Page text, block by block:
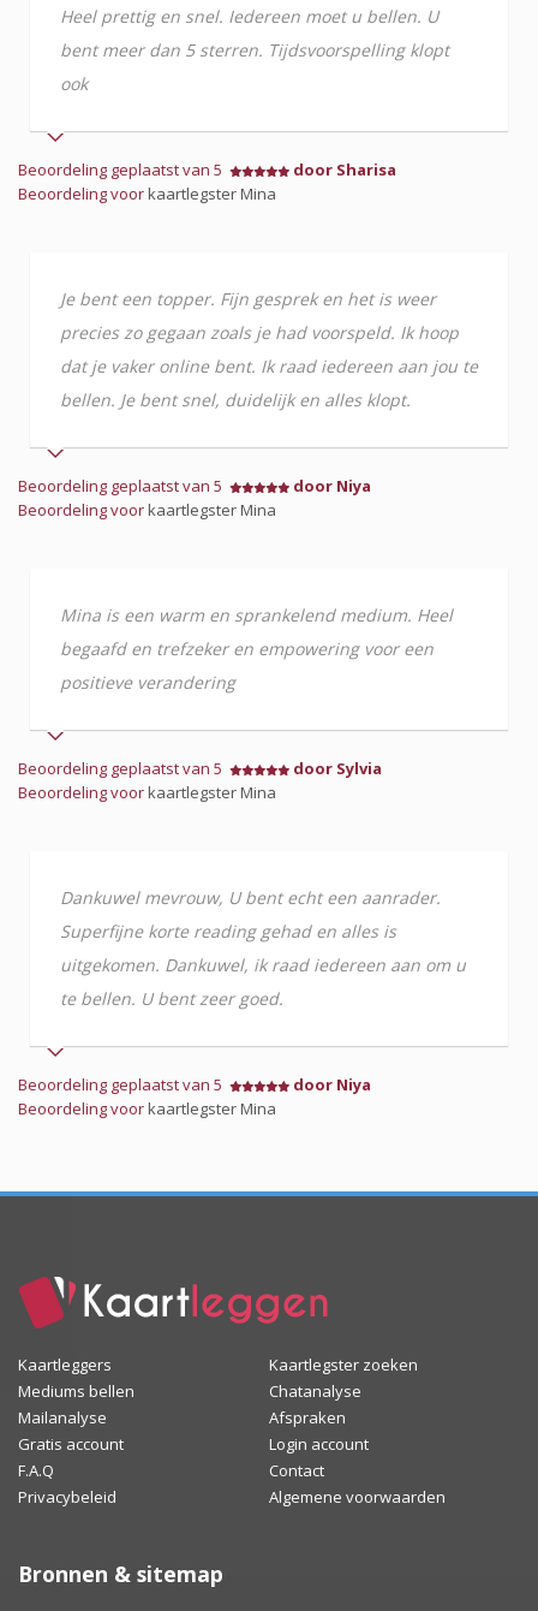
Heel prettig en snel. Iedereen moet u bellen. U
bent meer dan 5 sterren. Tijdsvoorspelling klopt
ook
Beoordeling geplaatst van 5
door Sharisa
Beoordeling voorkaartlegster Mina
Je bent een topper. Fijn gesprek en het is weer
precies zo gegaan zoals je had voorspeld. Ik hoop
dat je vaker online bent. Ik raad iedereen aan jou te
bellen. Je bent snel, duidelijk en alles klopt.
Beoordeling geplaatst van 5
door Niya
Beoordeling voorkaartlegster Mina
Mina is een warm en sprankelend medium. Heel
begaafd en trefzeker en empowering voor een
positieve verandering
Beoordeling geplaatst van 5
door Sylvia
Beoordeling voorkaartlegster Mina
Dankuwel mevrouw, U bent echt een aanrader.
Superfijne korte reading gehad en alles is
uitgekomen. Dankuwel, ik raad iedereen aan om u
te bellen. U bent zeer goed.
Beoordeling geplaatst van 5
door Niya
Beoordeling voorkaartlegster Mina
Kaartleggers
Kaartlegster zoeken
Mediums bellen
Chatanalyse
Mailanalyse
Afspraken
Gratis account
Login account
F.A.Q
Contact
Privacybeleid
Algemene voorwaarden
Bronnen & sitemap